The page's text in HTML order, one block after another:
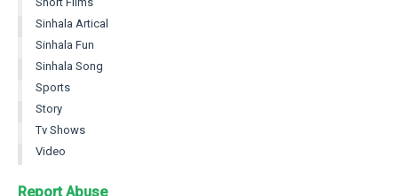
Sinhala Artical
Sinhala Fun
Sinhala Song
Sports
Story
Tv Shows
Video
Report Abuse